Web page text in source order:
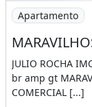
Imagem:
Apartamento
JULIO ROCHA
br amp gt
COMERCIAL [...]